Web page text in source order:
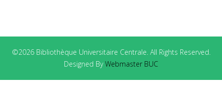
©2026 Bibliothèque Universitaire Centrale. All Rights Reserved.
Designed ByWebmaster BUC